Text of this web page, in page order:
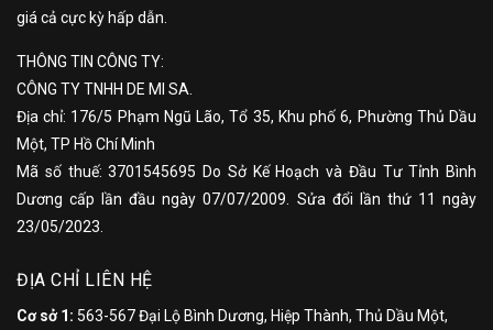
giá cả cực kỳ hấp dẫn.
THÔNG TIN CÔNG TY:
CÔNG TY TNHH DE MI SA.
Địa chỉ: 176/5 Phạm Ngũ Lão, Tổ 35, Khu phố 6, Phường Thủ Dầu
Một, TP Hồ Chí Minh
Mã số thuế: 3701545695 Do Sở Kế Hoạch và Đầu Tư Tỉnh Bình
Dương cấp lần đầu ngày 07/07/2009. Sửa đổi lần thứ 11 ngày
23/05/2023.
ĐỊA CHỈ LIÊN HỆ
Cơ sở 1: 563-567 Đại Lộ Bình Dương, Hiệp Thành, Thủ Dầu Một,